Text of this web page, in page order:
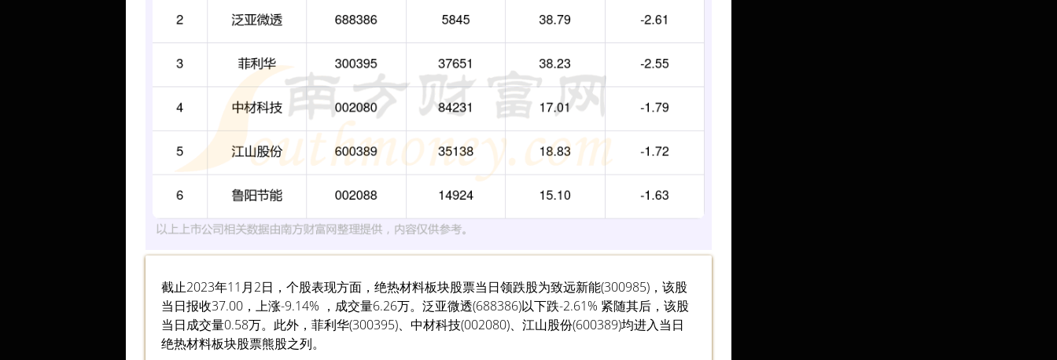
截止2023年11月2日，个股表现方面，绝热材料板块股票当日领跌股为致远新能(300985)，该股
当日报收37.00，上涨-9.14% ，成交量6.26万。泛亚微透(688386)以下跌-2.61% 紧随其后，该股
当日成交量0.58万。此外，菲利华(300395)、中材科技(002080)、江山股份(600389)均进入当日
绝热材料板块股票熊股之列。